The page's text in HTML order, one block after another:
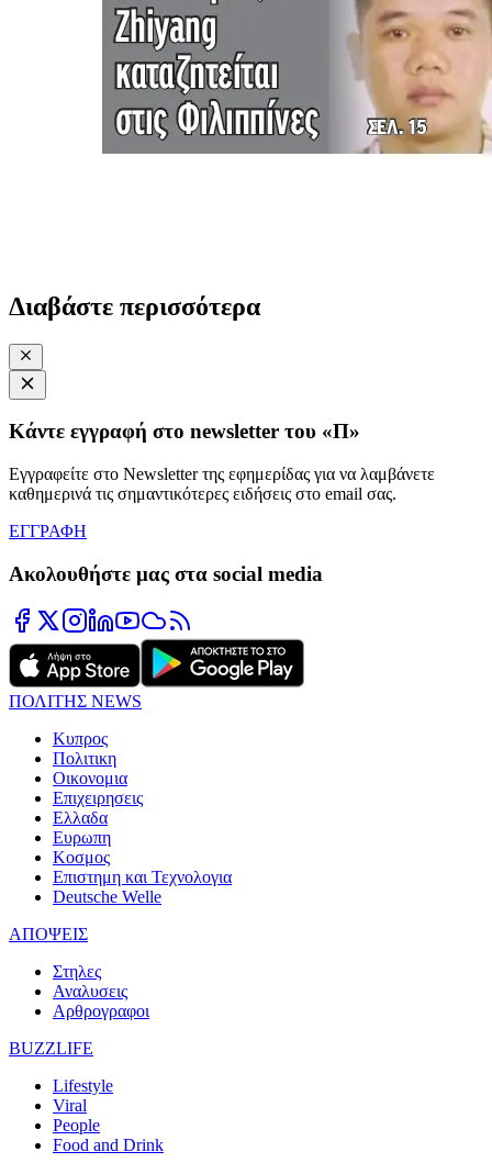
Διαβάστε περισσότερα
Κάντε εγγραφή στο newsletter του «Π»
Εγγραφείτε στο Newsletter της εφημερίδας για να λαμβάνετε
καθημερινά τις σημαντικότερες ειδήσεις στο email σας.
ΕΓΓΡΑΦΗ
Ακολουθήστε μας στα social media
ΠΟΛΙΤΗΣ NEWS
Κυπρος
Πολιτικη
Οικονομια
Επιχειρησεις
Ελλαδα
Ευρωπη
Κοσμος
Επιστημη και Τεχνολογια
Deutsche Welle
ΑΠΟΨΕΙΣ
Στηλες
Αναλυσεις
Αρθρογραφοι
BUZZLIFE
Lifestyle
Viral
People
Food and Drink